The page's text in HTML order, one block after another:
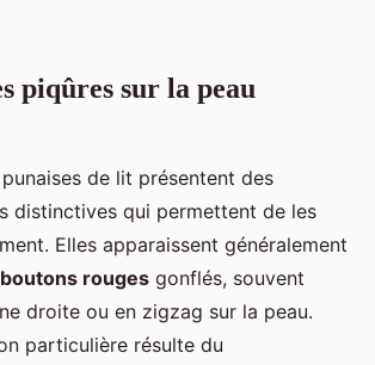
piqûres sur la peau
de lit présentent des
distinctives qui permettent de les
Elles apparaissent généralement
boutons rouges gonflés, souvent
droite ou en zigzag sur la peau.
particulière résulte du